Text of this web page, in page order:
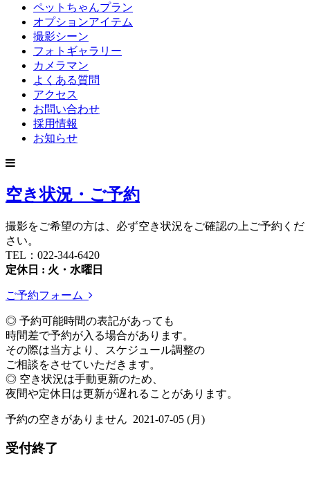
ペットちゃんプラン
オプションアイテム
撮影シーン
フォトギャラリー
カメラマン
よくある質問
アクセス
お問い合わせ
採用情報
お知らせ
空き状況・ご予約
撮影をご希望の方は、必ず空き状況をご確認の上ご予約くだ
さい。
TEL：022-344-6420
定休日 : 火・水曜日
ご予約フォーム
◎ 予約可能時間の表記があっても
時間差で予約が入る場合があります。
その際は当方より、スケジュール調整の
ご相談をさせていただきます。
◎ 空き状況は手動更新のため、
夜間や定休日は更新が遅れることがあります。
予約の空きがありません 2021-07-05 (月)
受付終了